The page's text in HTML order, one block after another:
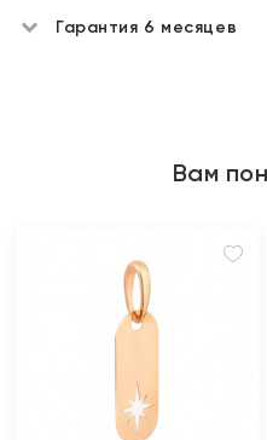
Гарантия 6 месяцев
Вам